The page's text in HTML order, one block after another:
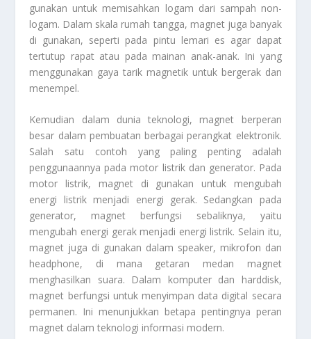
gunakan untuk memisahkan logam dari sampah non-
logam. Dalam skala rumah tangga, magnet juga banyak
di gunakan, seperti pada pintu lemari es agar dapat
tertutup rapat atau pada mainan anak-anak. Ini yang
menggunakan gaya tarik magnetik untuk bergerak dan
menempel.
Kemudian dalam dunia teknologi, magnet berperan
besar dalam pembuatan berbagai perangkat elektronik.
Salah satu contoh yang paling penting adalah
penggunaannya pada motor listrik dan generator. Pada
motor listrik, magnet di gunakan untuk mengubah
energi listrik menjadi energi gerak. Sedangkan pada
generator, magnet berfungsi sebaliknya, yaitu
mengubah energi gerak menjadi energi listrik. Selain itu,
magnet juga di gunakan dalam speaker, mikrofon dan
headphone, di mana getaran medan magnet
menghasilkan suara. Dalam komputer dan harddisk,
magnet berfungsi untuk menyimpan data digital secara
permanen. Ini menunjukkan betapa pentingnya peran
magnet dalam teknologi informasi modern.